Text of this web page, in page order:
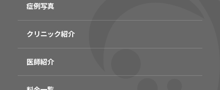
症例写真
クリニック紹介
医師紹介